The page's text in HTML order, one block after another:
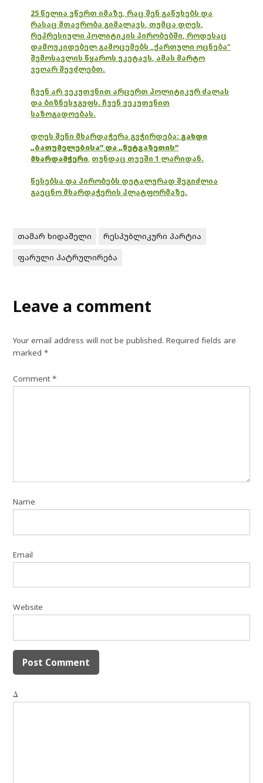
25 წელია ვწერთ იმაზე, რაც შენ გაწუხებს და
რასაც მთავრობა გიმალავს, თუმცა დღეს,
რეპრესიული პოლიტიკის პირობებში, როდესაც
დამოუკიდებელ გამოცემებს „ქართული ოცნება“
შემოსავლის წყაროს უკეტავს, ამას მარტო
ვეღარ შევძლებთ.
ჩვენ არ ვეკუთვნით არცერთ პოლიტიკურ ძალას
და ბიზნესჯგუფს. ჩვენ ვეკუთვნით
საზოგადოებას.
დღეს შენი მხარდაჭერა გვჭირდება: გახდი
„ბათუმელებისა“ და „ნეტგაზეთის“
მხარდამჭერი, თუნდაც თვეში 1 ლარიდან.
წესებსა და პირობებს დეტალურად შეგიძლია
გაეცნო მხარდაჭერის პლატფორმაზე.
თამარ ხიდაშელი
რესპუბლიკური პარტია
ფარული პატრულირება
Leave a comment
Your email address will not be published. Required fields are
marked*
Comment*
Name
Email
Website
Δ